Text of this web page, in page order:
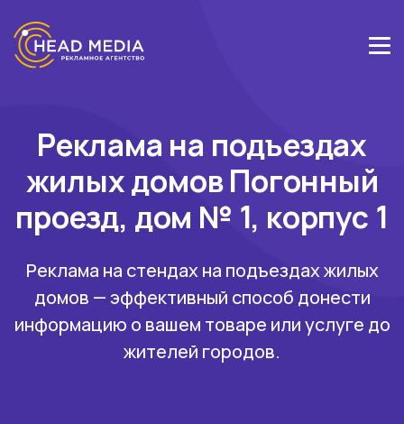
Реклама на подъездах
жилых домов Погонный
проезд, дом № 1, корпус 1
Реклама на стендах на подъездах жилых
домов — эффективный способ донести
информацию о вашем товаре или услуге до
жителей городов.